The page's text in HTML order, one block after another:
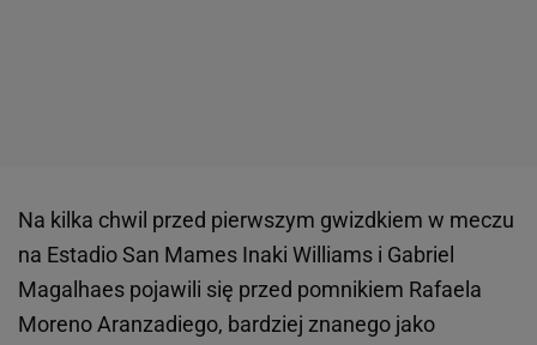
Na kilka chwil przed pierwszym gwizdkiem w meczu
na Estadio San Mames Inaki Williams i Gabriel
Magalhaes pojawili się przed pomnikiem Rafaela
Moreno Aranzadiego, bardziej znanego jako